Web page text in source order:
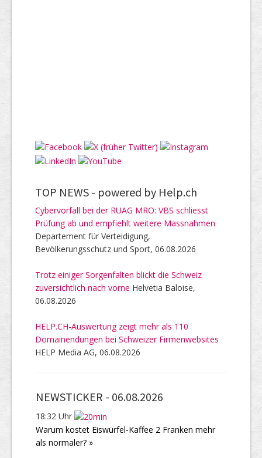
TOP NEWS - powered by Help.ch
Cybervorfall bei der RUAG MRO: VBS schliesst
Prüfung ab und empfiehlt weitere Massnahmen
Departement für Verteidigung,
Bevölkerungsschutz und Sport, 06.08.2026
Trotz einiger Sorgenfalten blickt die Schweiz
zuversichtlich nach vorne Helvetia Baloise,
06.08.2026
HELP.CH-Auswertung zeigt mehr als 110
Domainendungen bei Schweizer Firmenwebsites
HELP Media AG, 06.08.2026
NEWSTICKER - 06.08.2026
18:32 Uhr
Warum kostet Eiswürfel-Kaffee 2 Franken mehr
als normaler? »